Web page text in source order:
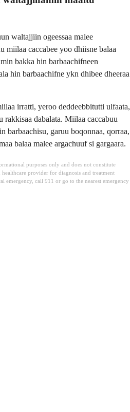
waltajjiin ogeessaa malee
miilaa caccabee yoo dhiisne balaa
bakka hin barbaachifneen
hin barbaachifne ykn dhibee dheeraa
irratti, yeroo deddeebbitutti ulfaata,
dabalata. Miilaa caccabuu
barbaachisu, garuu boqonnaa, qorraa,
balaa malee argachuuf si gargaara.
purposes only and does not constitute
provider for diagnosis and treatment
emergency, call 911 or go to the nearest emergency